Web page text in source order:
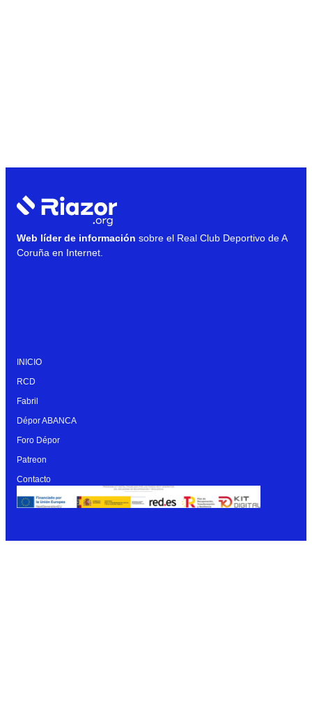
Web líder de información sobre el Real Club Deportivo de A
Coruña en Internet.
INICIO
RCD
Fabril
Dépor ABANCA
Foro Dépor
Patreon
Contacto